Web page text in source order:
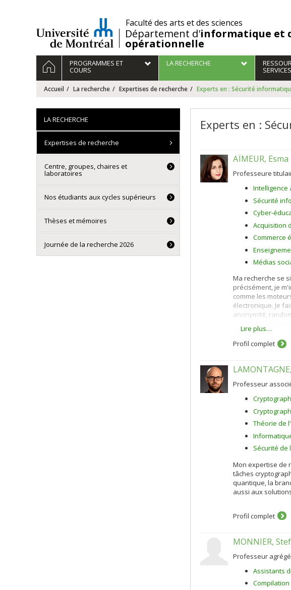
/Faculté des arts et des sciences
Département d'informatique et
opérationnelle
Navigation
principale
ACCUEILPROGRAMMES ET
COURS
LA RECHERCHE
SERVICES
Accueil La recherche Expertises de recherche Experts en : Sécurité
Experts en :
AÏMEUR, Esma
Professeure
Intelligence
Sécurité
Cyber-
Acquisition
Commerce
Médias
Ma recherche se
précisément, je
comme les
électronique. Je
anonymité,
En commerce
et de services en
aux méthodes
l'apprentissage
Lire plus…
Profil complet
Professeur
Théorie de
Sécurité de
Mon expertise de
tâches
quantique, la
aussi aux
Profil complet
MONNIER,
Professeur agrégé
Assistants
Compilation
LA RECHERCHE
Expertises de recherche
Centre, groupes, chaires et
laboratoires
Nos étudiants aux cycles supérieurs
Thèses et mémoires
Journée de la recherche 2026